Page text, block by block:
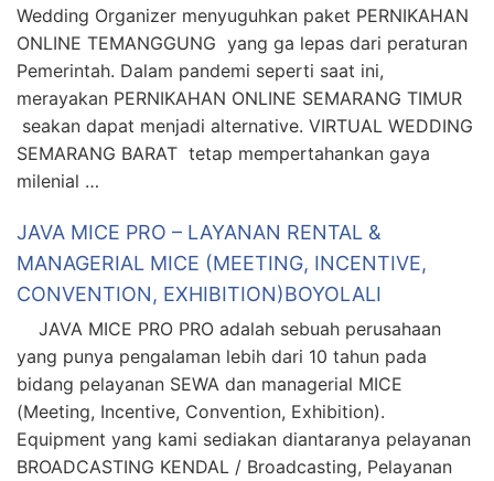
Wedding Organizer menyuguhkan paket PERNIKAHAN
ONLINE TEMANGGUNG yang ga lepas dari peraturan
Pemerintah. Dalam pandemi seperti saat ini,
merayakan PERNIKAHAN ONLINE SEMARANG TIMUR
seakan dapat menjadi alternative. VIRTUAL WEDDING
SEMARANG BARAT tetap mempertahankan gaya
milenial …
JAVA MICE PRO – LAYANAN RENTAL &
MANAGERIAL MICE (MEETING, INCENTIVE,
CONVENTION, EXHIBITION)BOYOLALI
JAVA MICE PRO PRO adalah sebuah perusahaan
yang punya pengalaman lebih dari 10 tahun pada
bidang pelayanan SEWA dan managerial MICE
(Meeting, Incentive, Convention, Exhibition).
Equipment yang kami sediakan diantaranya pelayanan
BROADCASTING KENDAL / Broadcasting, Pelayanan